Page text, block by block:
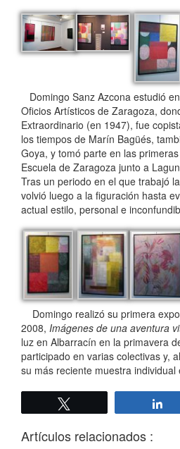
Domingo Sanz Azcona estudió
Oficios Artísticos de Zaragoza,
Extraordinario (en 1947), fue
los tiempos de Marín Bagüés,
Goya, y tomó parte en las
Escuela de Zaragoza junto a
Tras un periodo en el que trabajó
volvió luego a la figuración hasta
actual estilo, personal e
Domingo realizó su primera
2008, Imágenes de una aventura
luz en Albarracín en la primavera
participado en varias colectivas y,
su más reciente muestra individual
Artículos relacionados :